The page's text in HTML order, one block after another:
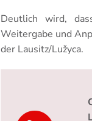
Deutlich wird,
Weitergabe und
der Lausitz/Lužyca.